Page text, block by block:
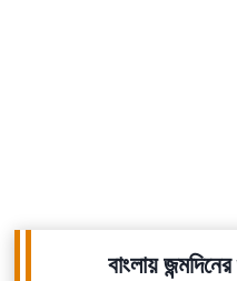
বাংলায়